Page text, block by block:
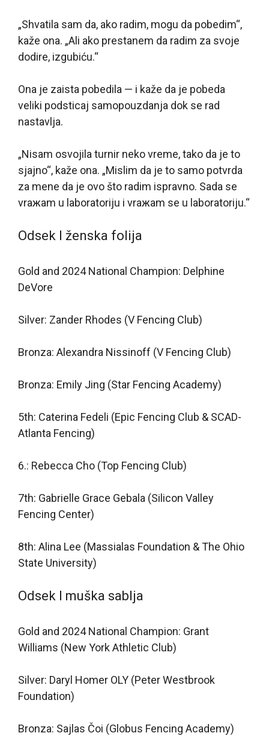
„Shvatila sam da, ako radim, mogu da pobedim“,
kaže ona. „Ali ako prestanem da radim za svoje
dodire, izgubiću.“
Ona je zaista pobedila — i kaže da je pobeda
veliki podsticaj samopouzdanja dok se rad
nastavlja.
„Nisam osvojila turnir neko vreme, tako da je to
sjajno“, kaže ona. „Mislim da je to samo potvrda
za mene da je ovo što radim ispravno. Sada se
vraжam u laboratoriju i vraжam se u laboratoriju.“
Odsek I ženska folija
Gold and 2024 National Champion: Delphine
DeVore
Silver: Zander Rhodes (V Fencing Club)
Bronza: Alexandra Nissinoff (V Fencing Club)
Bronza: Emily Jing (Star Fencing Academy)
5th: Caterina Fedeli (Epic Fencing Club & SCAD-
Atlanta Fencing)
6.: Rebecca Cho (Top Fencing Club)
7th: Gabrielle Grace Gebala (Silicon Valley
Fencing Center)
8th: Alina Lee (Massialas Foundation & The Ohio
State University)
Odsek I muška sablja
Gold and 2024 National Champion: Grant
Williams (New York Athletic Club)
Silver: Daryl Homer OLY (Peter Westbrook
Foundation)
Bronza: Sajlas Čoi (Globus Fencing Academy)